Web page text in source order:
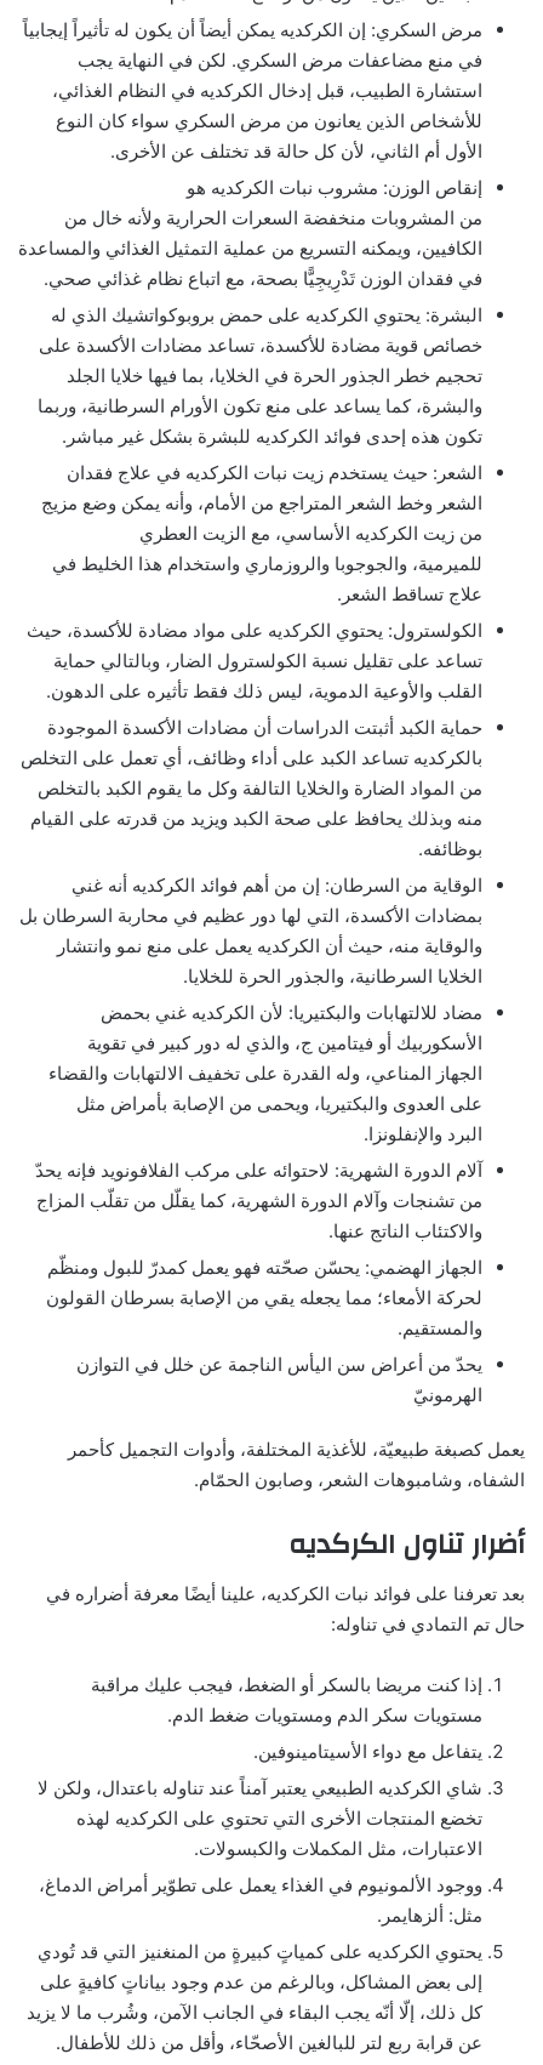
مرض السكري: إن الكركديه يمكن أيضاً أن يكون له تأثيراً إيجابياً
في منع مضاعفات مرض السكري. لكن في النهاية يجب
استشارة الطبيب، قبل إدخال الكركديه في النظام الغذائي،
للأشخاص الذين يعانون من مرض السكري سواء كان النوع
الأول أم الثاني، لأن كل حالة قد تختلف عن الأخرى.
إنقاص الوزن: مشروب نبات الكركديه هو
من المشروبات منخفضة السعرات الحرارية ولأنه خال من
الكافيين، ويمكنه التسريع من عملية التمثيل الغذائي والمساعدة
في فقدان الوزن تَدْرِيجِيًّا بصحة، مع اتباع نظام غذائي صحي.
البشرة: يحتوي الكركديه على حمض بروبوكواتشيك الذي له
خصائص قوية مضادة للأكسدة، تساعد مضادات الأكسدة على
تحجيم خطر الجذور الحرة في الخلايا، بما فيها خلايا الجلد
والبشرة، كما يساعد على منع تكون الأورام السرطانية، وربما
تكون هذه إحدى فوائد الكركديه للبشرة بشكل غير مباشر.
الشعر: حيث يستخدم زيت نبات الكركديه في علاج فقدان
الشعر وخط الشعر المتراجع من الأمام، وأنه يمكن وضع مزيج
من زيت الكركديه الأساسي، مع الزيت العطري
للميرمية، والجوجوبا والروزماري واستخدام هذا الخليط في
علاج تساقط الشعر.
الكولسترول: يحتوي الكركديه على مواد مضادة للأكسدة، حيث
تساعد على تقليل نسبة الكولسترول الضار، وبالتالي حماية
القلب والأوعية الدموية، ليس ذلك فقط تأثيره على الدهون.
حماية الكبد أثبتت الدراسات أن مضادات الأكسدة الموجودة
بالكركديه تساعد الكبد على أداء وظائف، أي تعمل على التخلص
من المواد الضارة والخلايا التالفة وكل ما يقوم الكبد بالتخلص
منه وبذلك يحافظ على صحة الكبد ويزيد من قدرته على القيام
بوظائفه.
الوقاية من السرطان: إن من أهم فوائد الكركديه أنه غني
بمضادات الأكسدة، التي لها دور عظيم في محاربة السرطان بل
والوقاية منه، حيث أن الكركديه يعمل على منع نمو وانتشار
الخلايا السرطانية، والجذور الحرة للخلايا.
مضاد للالتهابات والبكتيريا: لأن الكركديه غني بحمض
الأسكوربيك أو فيتامين ج، والذي له دور كبير في تقوية
الجهاز المناعي، وله القدرة على تخفيف الالتهابات والقضاء
على العدوى والبكتيريا، ويحمى من الإصابة بأمراض مثل
البرد والإنفلونزا.
آلام الدورة الشهرية: لاحتوائه على مركب الفلافونويد فإنه يحدّ
من تشنجات وآلام الدورة الشهرية، كما يقلّل من تقلّب المزاج
والاكتئاب الناتج عنها.
الجهاز الهضمي: يحسّن صحّته فهو يعمل كمدرّ للبول ومنظّم
لحركة الأمعاء؛ مما يجعله يقي من الإصابة بسرطان القولون
والمستقيم.
يحدّ من أعراض سن اليأس الناجمة عن خلل في التوازن
الهرمونيّ
يعمل كصبغة طبيعيّة، للأغذية المختلفة، وأدوات التجميل كأحمر
الشفاه، وشامبوهات الشعر، وصابون الحمّام.
أضرار تناول الكركديه
بعد تعرفنا على فوائد نبات الكركديه، علينا أيضًا معرفة أضراره في
حال تم التمادي في تناوله:
إذا كنت مريضا بالسكر أو الضغط، فيجب عليك مراقبة
مستويات سكر الدم ومستويات ضغط الدم.
يتفاعل مع دواء الأسيتامينوفين.
شاي الكركديه الطبيعي يعتبر آمناً عند تناوله باعتدال، ولكن لا
تخضع المنتجات الأخرى التي تحتوي على الكركديه لهذه
الاعتبارات، مثل المكملات والكبسولات.
ووجود الألمونيوم في الغذاء يعمل على تطوّير أمراض الدماغ،
مثل: ألزهايمر.
يحتوي الكركديه على كمياتٍ كبيرةٍ من المنغنيز التي قد تُودي
إلى بعض المشاكل، وبالرغم من عدم وجود بياناتٍ كافيةٍ على
كل ذلك، إلّا أنّه يجب البقاء في الجانب الآمن، وشُرب ما لا يزيد
عن قرابة ربع لتر للبالغين الأصحّاء، وأقل من ذلك للأطفال.